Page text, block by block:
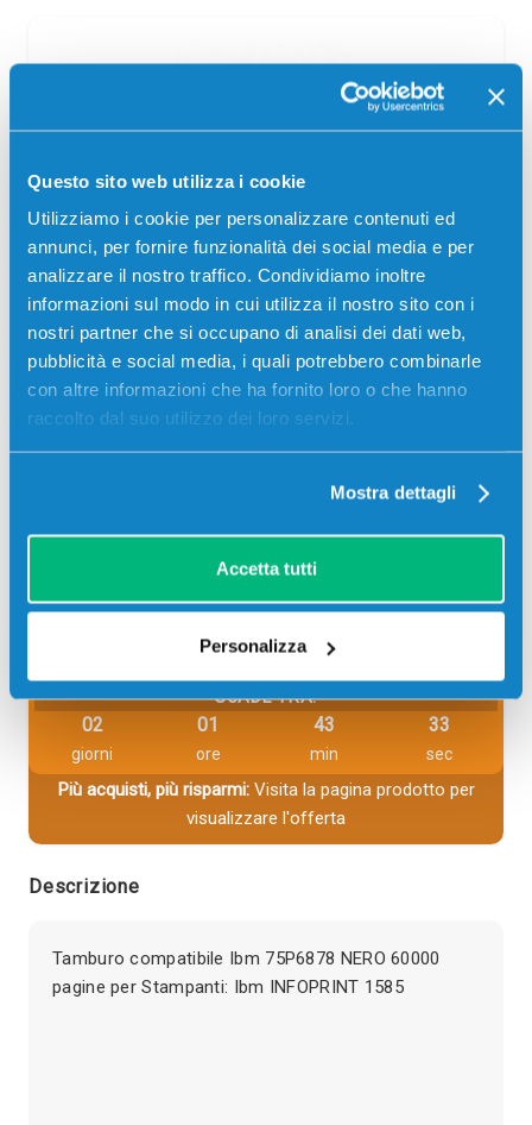
Questo sito web utilizza i cookie
Utilizziamo i cookie per personalizzare contenuti ed
annunci, per fornire funzionalità dei social media e per
analizzare il nostro traffico. Condividiamo inoltre
informazioni sul modo in cui utilizza il nostro sito con i
nostri partner che si occupano di analisi dei dati web,
pubblicità e social media, i quali potrebbero combinarle
con altre informazioni che ha fornito loro o che hanno
raccolto dal suo utilizzo dei loro servizi.
Mostra dettagli
Accetta tutti
Personalizza
Toner compatibile Ibm 75PG877 NERO
Compatibile Nero
Codice:75PG877.C
Toner compatibile Ibm 75PG877 NERO 30000 pagine per
Aggiungi al carrello
Spedizione gratuita
SCADE TRA:
02
giorni
01
ore
43
min
33
sec
Più acquisti, più risparmi:Visita la pagina prodotto per
visualizzare l'offerta
Descrizione
Tamburo compatibile Ibm 75P6878 NERO 60000
pagine per Stampanti: Ibm INFOPRINT 1585